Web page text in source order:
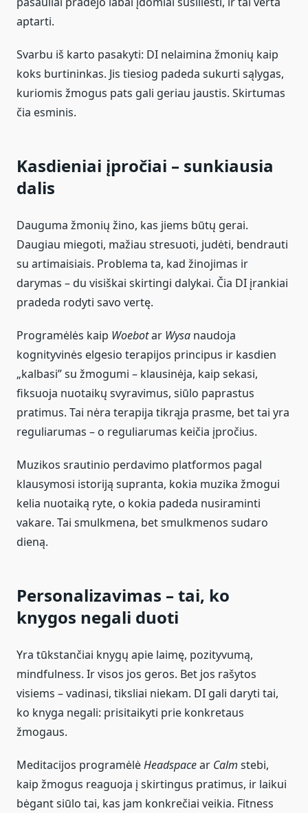
aptarti.
Svarbu iš karto pasakyti: DI nelaimina žmonių kaip
koks burtininkas. Jis tiesiog padeda sukurti sąlygas,
kuriomis žmogus pats gali geriau jaustis. Skirtumas
čia esminis.
Kasdieniai įpročiai – sunkiausia
dalis
Dauguma žmonių žino, kas jiems būtų gerai.
Daugiau miegoti, mažiau stresuoti, judėti, bendrauti
su artimaisiais. Problema ta, kad žinojimas ir
darymas – du visiškai skirtingi dalykai. Čia DI įrankiai
pradeda rodyti savo vertę.
Programėlės kaip Woebotar Wysa naudoja
kognityvinės elgesio terapijos principus ir kasdien
„kalbasi” su žmogumi – klausinėja, kaip sekasi,
fiksuoja nuotaikų svyravimus, siūlo paprastus
pratimus. Tai nėra terapija tikrąja prasme, bet tai yra
reguliarumas – o reguliarumas keičia įpročius.
Muzikos srautinio perdavimo platformos pagal
klausymosi istoriją supranta, kokia muzika žmogui
kelia nuotaiką ryte, o kokia padeda nusiraminti
vakare. Tai smulkmena, bet smulkmenos sudaro
dieną.
Personalizavimas – tai, ko
knygos negali duoti
Yra tūkstančiai knygų apie laimę, pozityvumą,
mindfulness. Ir visos jos geros. Bet jos rašytos
visiems – vadinasi, tiksliai niekam. DI gali daryti tai,
ko knyga negali: prisitaikyti prie konkretaus
žmogaus.
Meditacijos programėlėHeadspacear Calm stebi,
kaip žmogus reaguoja į skirtingus pratimus, ir laikui
bėgant siūlo tai, kas jam konkrečiai veikia. Fitness